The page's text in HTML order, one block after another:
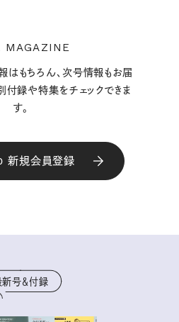
MAGAZINE
はもちろん、次号情報もお届
付録や特集をチェックできま
す。
新規会員登録
新号＆付録